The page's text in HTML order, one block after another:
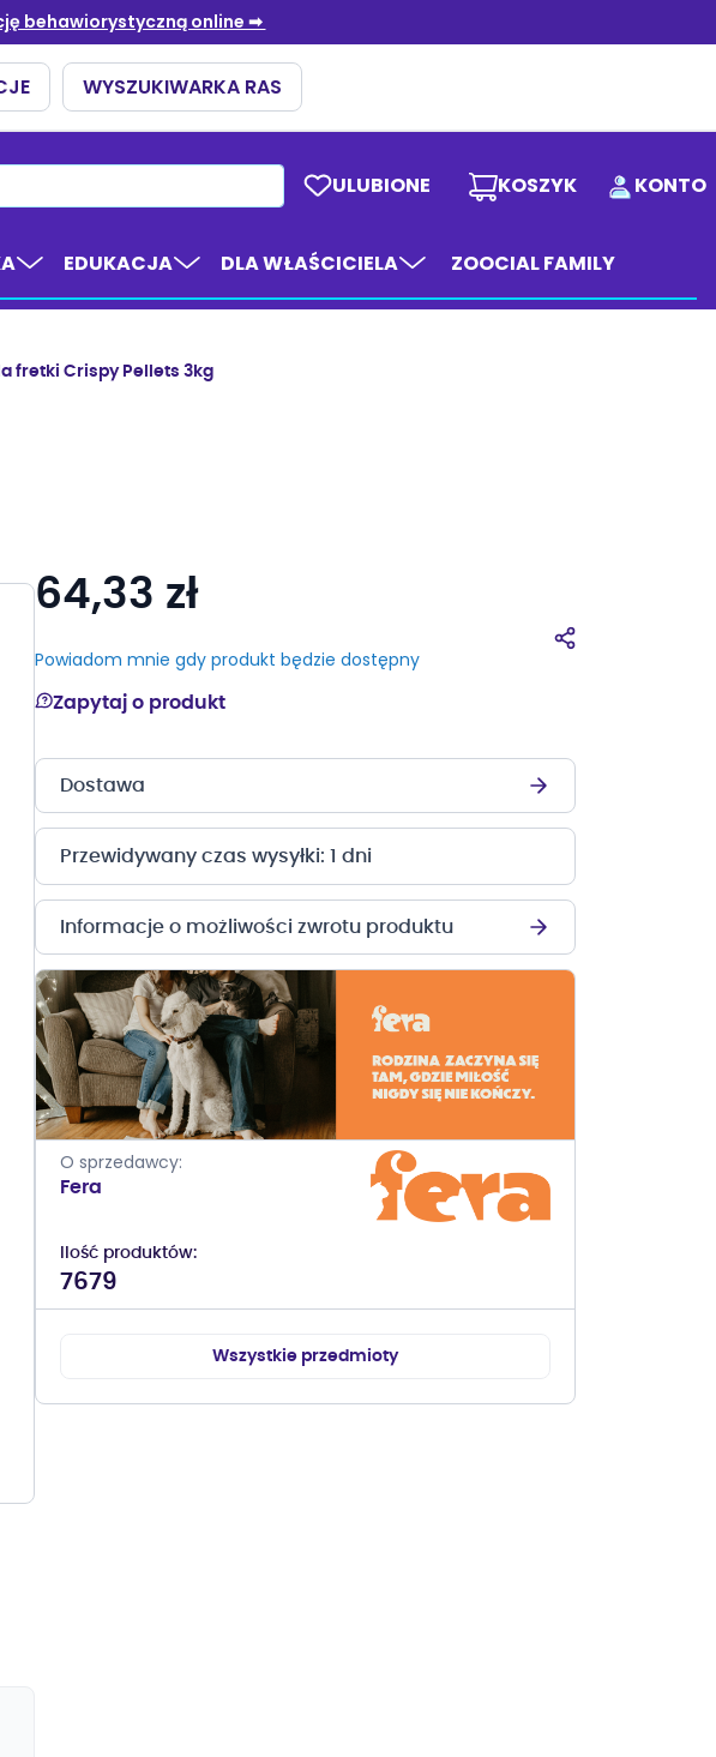
KOSZYK
ULUBIONE KONTO
EDUKACJA DLA WŁAŚCICIELA ZOOCIAL FAMILY
fretki Crispy Pellets 3kg
64,33 zł
Powiadom mnie gdy produkt będzie dostępny
Zapytaj o produkt
Dostawa
Przewidywany czas wysyłki: 1 dni
Informacje o możliwości zwrotu produktu
O sprzedawcy
Fera
Ilość produktów
7679
Wszystkie przedmioty